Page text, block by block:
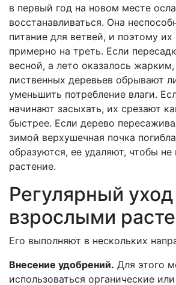
в первый год на новом месте
восстанавливаться. Она
питание для ветвей, и поэтому их
примерно на треть. Если
весной, а лето оказалось
лиственных деревьев обрывают
уменьшить потребление влаги.
начинают засыхать, их срезают
быстрее. Если дерево
зимой верхушечная почка
образуются, ее удаляют, чтобы не
растение.
Регулярный уход
взрослыми
Его выполняют в нескольких
Внесение удобрений. Для этого
использоваться органические